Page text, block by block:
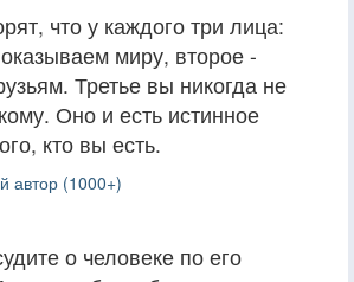
что у каждого три лица:
миру, второе -
Третье вы никогда не
Оно и есть истинное
кто вы есть.
автор (1000+)
о человеке по его